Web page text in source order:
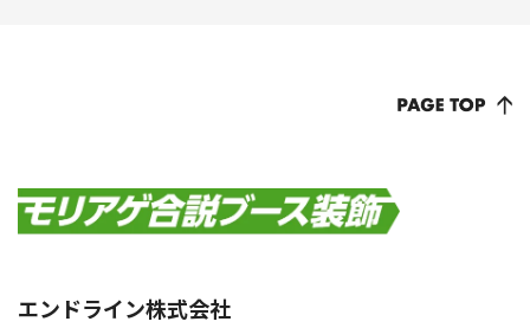
エンドライン株式会社